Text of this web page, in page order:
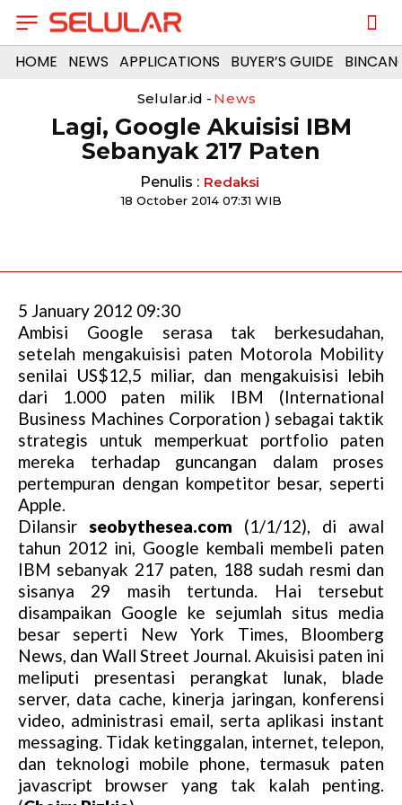
HOME NEWS APPLICATIONS BUYER’S GUIDE
Selular.id - News
Lagi, Google Akuisisi IBM
Sebanyak 217 Paten
Penulis : Redaksi
18 October 2014 07:31 WIB
5 January 2012 09:30
Ambisi Google serasa tak berkesudahan,
setelah mengakuisisi paten Motorola Mobility
senilai US$12,5 miliar, dan mengakuisisi lebih
dari 1.000 paten milik IBM (International
Business Machines Corporation ) sebagai taktik
strategis untuk memperkuat portfolio paten
mereka terhadap guncangan dalam proses
pertempuran dengan kompetitor besar, seperti
Apple.
Dilansir seobythesea.com (1/1/12), di awal
tahun 2012 ini, Google kembali membeli paten
IBM sebanyak 217 paten, 188 sudah resmi dan
sisanya 29 masih tertunda. Hai tersebut
disampaikan Google ke sejumlah situs media
besar seperti New York Times, Bloomberg
News, dan Wall Street Journal. Akuisisi paten ini
meliputi presentasi perangkat lunak, blade
server, data cache, kinerja jaringan, konferensi
video, administrasi email, serta aplikasi instant
messaging. Tidak ketinggalan, internet, telepon,
dan teknologi mobile phone, termasuk paten
javascript browser yang tak kalah penting.